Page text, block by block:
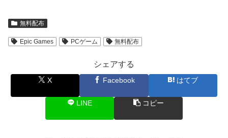
無料配布
Epic Games PCゲーム 無料配布
シェアする
X Facebook はてブ
LINE コピー